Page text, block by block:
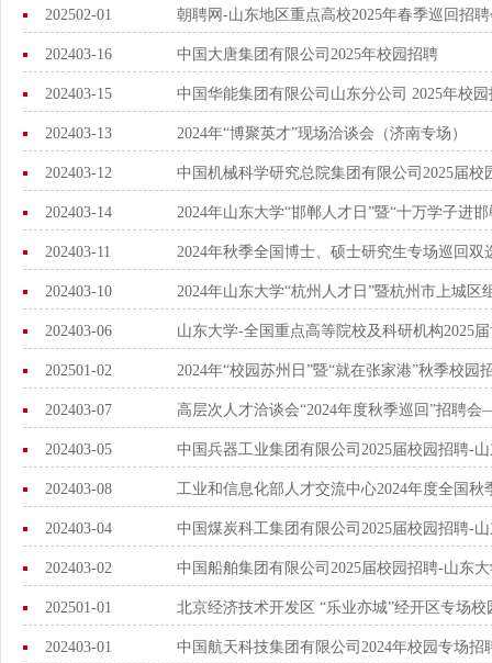
202502-01 朝聘网-山东地区重点高校2025年春季巡回招
202403-16 中国大唐集团有限公司2025年校园招聘
202403-15 中国华能集团有限公司山东分公司 2025年校园
202403-13 2024年“博聚英才”现场洽谈会（济南专场）
202403-12 中国机械科学研究总院集团有限公司2025届校
202403-14 2024年山东大学“邯郸人才日”暨“十万学子进
202403-11 2024年秋季全国博士、硕士研究生专场巡回
202403-10 2024年山东大学“杭州人才日”暨杭州市上城区
202403-06 山东大学-全国重点高等院校及科研机构2025
202501-02 2024年“校园苏州日”暨“就在张家港”秋季校
202403-07 高层次人才洽谈会“2024年度秋季巡回”招聘
202403-05 中国兵器工业集团有限公司2025届校园招聘-
202403-08 工业和信息化部人才交流中心2024年度全国
202403-04 中国煤炭科工集团有限公司2025届校园招聘-
202403-02 中国船舶集团有限公司2025届校园招聘-山东
202501-01 北京经济技术开发区 “乐业亦城”经开区专场
202403-01 中国航天科技集团有限公司2024年校园专场招